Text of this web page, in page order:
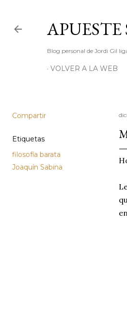
Blog personal de Jordi Gil
VOLVER A LA WEB
Compartir
Etiquetas
filosofía barata
Joaquín Sabina